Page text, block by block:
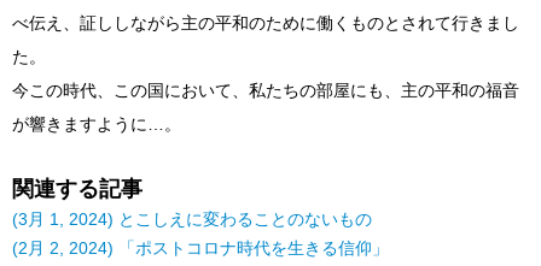
べ伝え、証ししながら主の平和のために働くものとされて行きまし
た。
今この時代、この国において、私たちの部屋にも、主の平和の福音
が響きますように…。
関連する記事
(3月 1, 2024) とこしえに変わることのないもの
(2月 2, 2024) 「ポストコロナ時代を生きる信仰」